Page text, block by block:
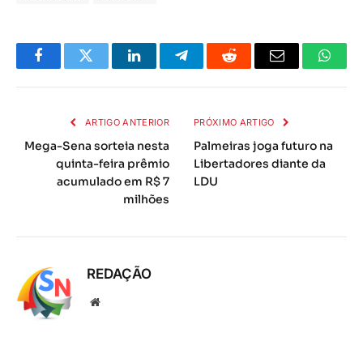
FacebookTwitter LinkedInTelegramaReddit
E-
ARTIGO ANTERIOR
Mega-Sena sorteia nesta
quinta-feira prêmio
acumulado em R$ 7
milhões
PRÓXIMO ARTIGO
Palmeiras joga futuro na
Libertadores diante da
LDU
REDAÇÃO
Local